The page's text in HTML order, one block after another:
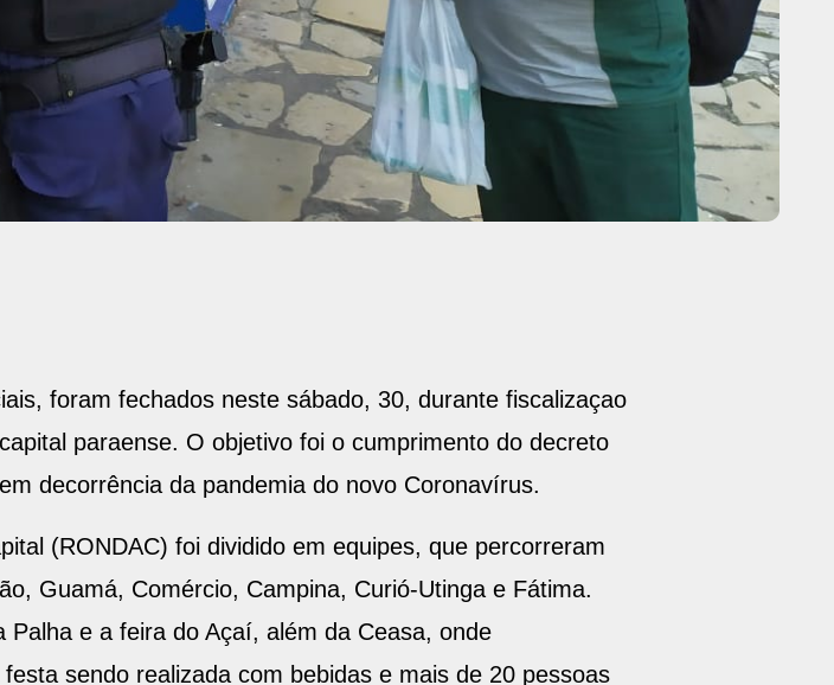
foram fechados neste sábado, 30, durante fiscalizaçao
paraense. O objetivo foi o cumprimento do decreto
decorrência da pandemia do novo Coronavírus.
(RONDAC) foi dividido em equipes, que percorreram
Guamá, Comércio, Campina, Curió-Utinga e Fátima.
e a feira do Açaí, além da Ceasa, onde
sendo realizada com bebidas e mais de 20 pessoas